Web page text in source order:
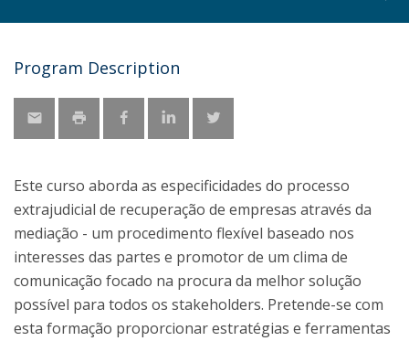
Program Description
Este curso aborda as especificidades do processo
extrajudicial de recuperação de empresas através da
mediação - um procedimento flexível baseado nos
interesses das partes e promotor de um clima de
comunicação focado na procura da melhor solução
possível para todos os stakeholders. Pretende-se com
esta formação proporcionar estratégias e ferramentas